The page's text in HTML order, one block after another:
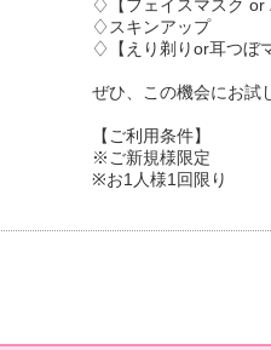
♢【フェイスマスク or
♢スキンアップ
♢【えり剃りor耳つぼ
ぜひ、この機会にお試
【ご利用条件】
※ご新規様限定
※お1人様1回限り